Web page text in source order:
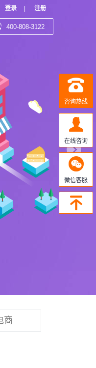
登录 注册
400-808-3122
商
咨询热线
在线咨询
微信客服